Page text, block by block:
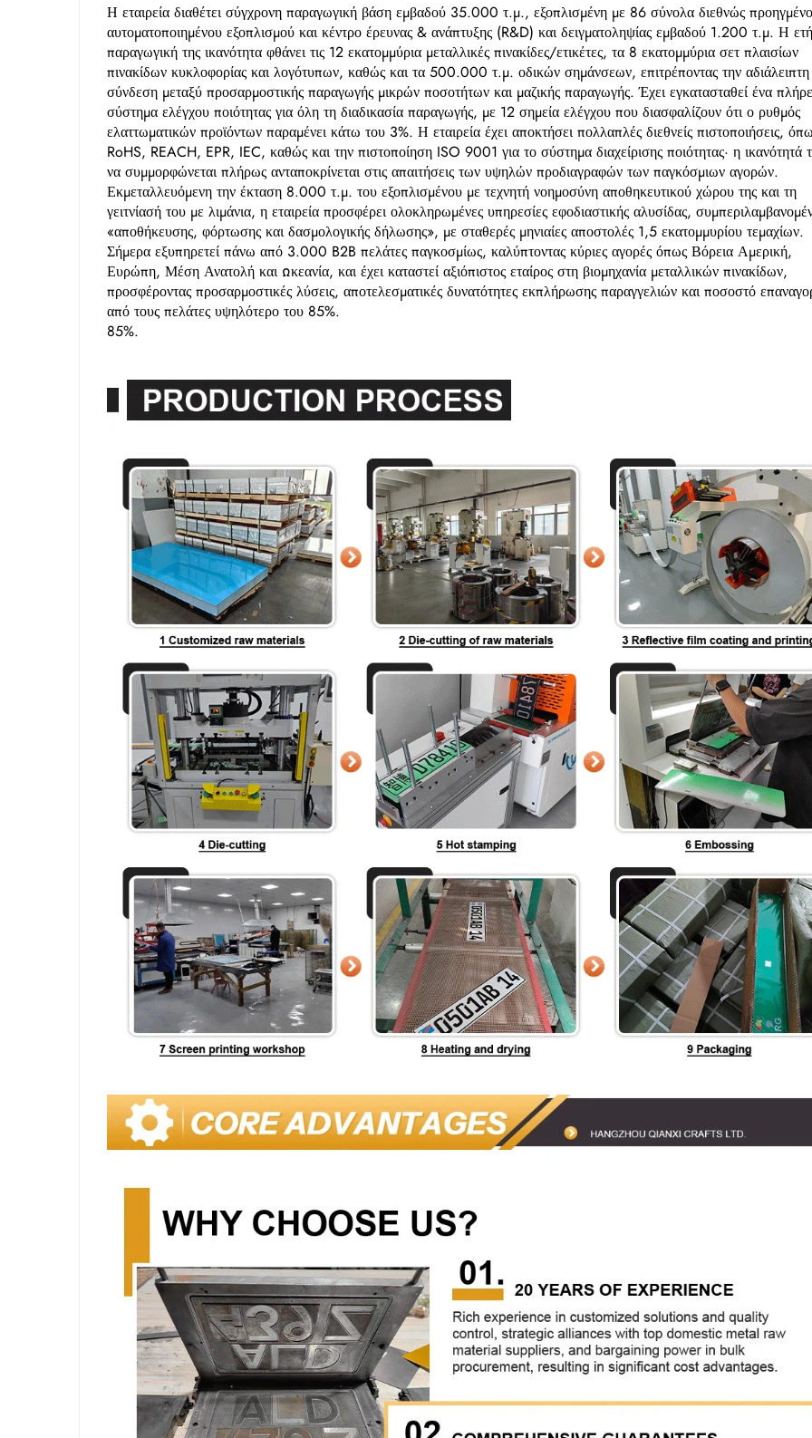
Η εταιρεία διαθέτει σύγχρονη παραγωγική βάση εμβαδού 35.000 τ.μ., εξοπλισμένη με 86 σύνολα διεθνώς
αυτοματοποιημένου εξοπλισμού και κέντρο έρευνας & ανάπτυξης (R&D) και δειγματοληψίας εμβαδού 1.200 τ.μ. Η
παραγωγική της ικανότητα φθάνει τις 12 εκατομμύρια μεταλλικές πινακίδες/ετικέτες, τα 8 εκατομμύρια σετ πλαισίων
πινακίδων κυκλοφορίας και λογότυπων, καθώς και τα 500.000 τ.μ. οδικών σημάνσεων, επιτρέποντας την αδιάλειπτη
σύνδεση μεταξύ προσαρμοστικής παραγωγής μικρών ποσοτήτων και μαζικής παραγωγής. Έχει εγκατασταθεί ένα
σύστημα ελέγχου ποιότητας για όλη τη διαδικασία παραγωγής, με 12 σημεία ελέγχου που διασφαλίζουν ότι ο ρυθμός
ελαττωματικών προϊόντων παραμένει κάτω του 3%. Η εταιρεία έχει αποκτήσει πολλαπλές διεθνείς πιστοποιήσεις,
RoHS, REACH, EPR, IEC, καθώς και την πιστοποίηση ISO 9001 για το σύστημα διαχείρισης ποιότητας· η ικανότητά
να συμμορφώνεται πλήρως ανταποκρίνεται στις απαιτήσεις των υψηλών προδιαγραφών των παγκόσμιων αγορών.
Εκμεταλλευόμενη την έκταση 8.000 τ.μ. του εξοπλισμένου με τεχνητή νοημοσύνη αποθηκευτικού χώρου της και τη
γειτνίασή του με λιμάνια, η εταιρεία προσφέρει ολοκληρωμένες υπηρεσίες εφοδιαστικής αλυσίδας,
«αποθήκευσης, φόρτωσης και δασμολογικής δήλωσης», με σταθερές μηνιαίες αποστολές 1,5 εκατομμυρίου τεμαχίων.
Σήμερα εξυπηρετεί πάνω από 3.000 B2B πελάτες παγκοσμίως, καλύπτοντας κύριες αγορές όπως Βόρεια Αμερική,
Ευρώπη, Μέση Ανατολή και Ωκεανία, και έχει καταστεί αξιόπιστος εταίρος στη βιομηχανία μεταλλικών πινακίδων,
προσφέροντας προσαρμοστικές λύσεις, αποτελεσματικές δυνατότητες εκπλήρωσης παραγγελιών και ποσοστό
από τους πελάτες υψηλότερο του 85%.
85%.